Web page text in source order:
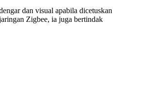
dan visual apabila dicetuskan
Zigbee, ia juga bertindak